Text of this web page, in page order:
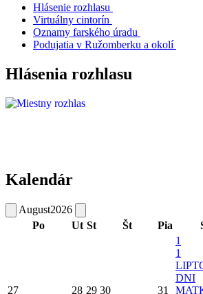
Hlásenie rozhlasu
Virtuálny cintorín
Oznamy farského úradu
Podujatia v Ružomberku a okolí
Hlásenia rozhlasu
Kalendár
August2026
Po
Ut St Št Pia
27 28 29 30 31
1
1
DNI